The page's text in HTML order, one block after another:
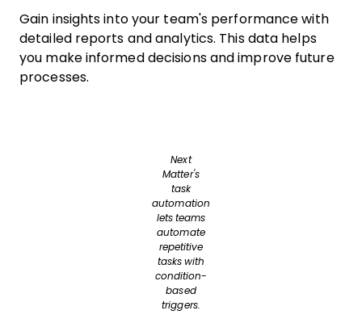
Gain insights into your team's performance with
detailed reports and analytics. This data helps
you make informed decisions and improve future
processes.
Next
Matter's
task
automation
lets teams
automate
repetitive
tasks with
condition-
based
triggers.